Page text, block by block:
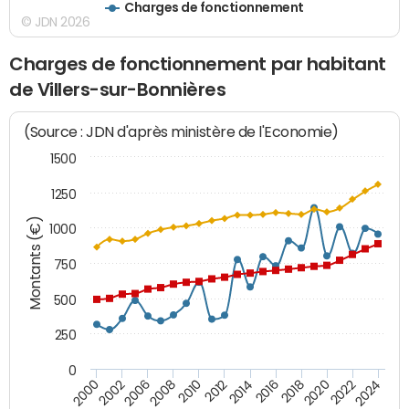
Charges de fonctionnement
© JDN 2026
Charges de fonctionnement par habitant
de Villers-sur-Bonnières
Montants (€)
(Source : JDN d'après ministère de l'Economie)
200020022006200820102012201420162018202020222024
0
250
500
750
1000
1250
1500